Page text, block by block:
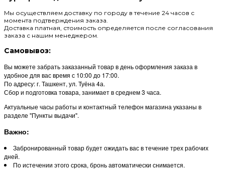
Мы осуществляем доставку по городу в течение 24 часов с
момента подтверждения заказа.
Доставка платная, стоимость определяется после согласования
заказа с нашим менеджером.
Самовывоз:
Вы можете забрать заказанный товар в день оформления заказа в
удобное для вас время с 10:00 до 17:00.
По адресу: г. Ташкент, ул. Туёна 4а.
Сбор и подготовка товара, занимает в среднем 3 часа.
Актуальные часы работы и контактный телефон магазина указаны в
разделе "Пункты выдачи".
Важно:
Забронированный товар будет ожидать вас в течение трех рабочих
дней.
По истечении этого срока, бронь автоматически снимается.